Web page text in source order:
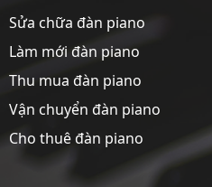
Sửa chữa đàn piano
Làm mới đàn piano
Thu mua đàn piano
Vận chuyển đàn piano
Cho thuê đàn piano